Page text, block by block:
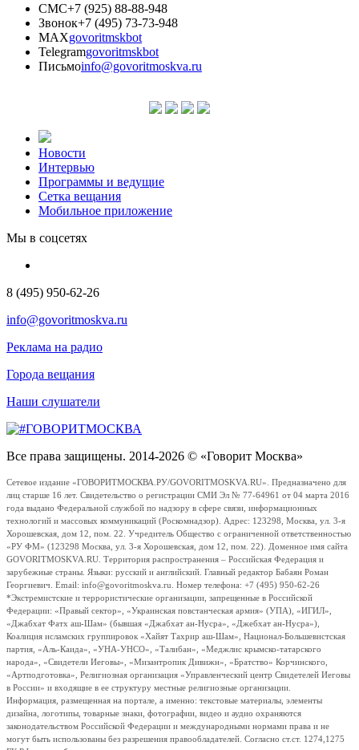
СМС+7 (925) 88-88-948
Звонок+7 (495) 73-73-948
MAXgovoritmskbot
Telegramgovoritmskbot
Письмоinfo@govoritmoskva.ru
Новости
Интервью
Программы и ведущие
Сетка вещания
Мобильное приложение
Мы в соцсетях
8 (495) 950-62-26
info@govoritmoskva.ru
Реклама на радио
Города вещания
Наши слушатели
Все права защищены. 2014-2026 © «Говорит Москва»
Сетевое издание «ГОВОРИТМОСКВА.РУ/GOVORITMOSKVA.RU». Предназначено для
лиц старше 16 лет. Свидетельство о регистрации СМИ Эл № 77-64961 от 04 марта 2016
года выдано Федеральной службой по надзору в сфере связи, информационных
технологий и массовых коммуникаций (Роскомнадзор). Адрес: 123298, Москва, ул. 3-я
Хорошевская, дом 12, пом. 22. Учредитель Общество с ограниченной ответственностью
«РУ ФМ» (123298 Москва, ул. 3-я Хорошевская, дом 12, пом. 22). Доменное имя сайта
GOVORITMOSKVA.RU. Территория распространения – Российская Федерация и
зарубежные страны. Языки: русский и английский. Главный редактор Бабаян Роман
Георгиевич. Email: info@govoritmoskva.ru. Номер телефона: +7 (495) 950-62-26
*Экстремистские и террористические организации, запрещенные в Российской
Федерации: «Правый сектор», «Украинская повстанческая армия» (УПА), «ИГИЛ»,
«Джабхат Фатх аш-Шам» (бывшая «Джабхат ан-Нусра», «Джебхат ан-Нусра»),
Коалиция исламских группировок «Хайят Тахрир аш-Шам», Национал-Большевистская
партия, «Аль-Каида», «УНА-УНСО», «Талибан», «Меджлис крымско-татарского
народа», «Свидетели Иеговы», «Мизантропик Дивижн», «Братство» Корчинского,
«Артподготовка», Религиозная организация «Управленческий центр Свидетелей Иеговы
в России» и входящие в ее структуру местные религиозные организации.
Информация, размещенная на портале, а именно: текстовые материалы, элементы
дизайна, логотипы, товарные знаки, фотографии, видео и аудио охраняются
законодательством Российской Федерации и международными нормами права и не
могут быть использованы без разрешения правообладателей. Согласно ст.ст. 1274,1275